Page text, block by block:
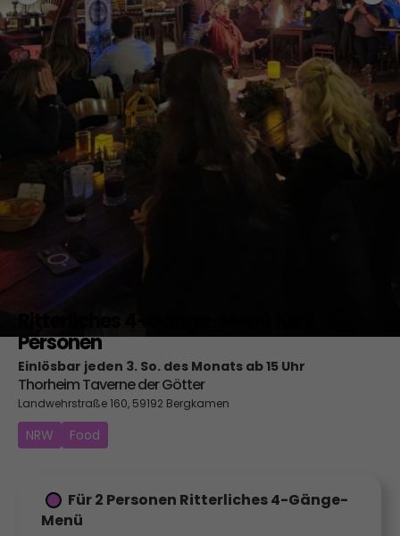
Personen
Einlösbar jeden 3. So. des Monats ab 15 Uhr
Thorheim Taverne der Götter
Landwehrstraße 160, 59192 Bergkamen
NRW Food
Für 2 Personen Ritterliches 4-Gänge-
Menü